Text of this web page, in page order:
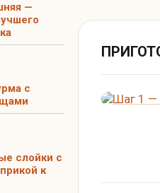
—
с
слойки с
к